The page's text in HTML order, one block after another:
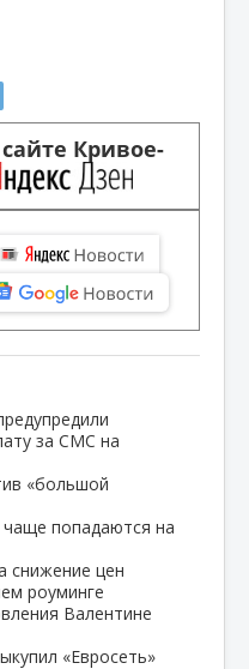
Кривое-
за СМС на
«большой
попадаются на
снижение цен
роуминге
Валентине
«Евросеть»